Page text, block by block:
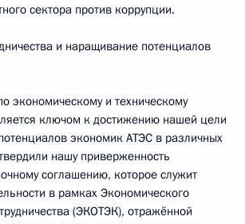
сектора против коррупции.
и наращивание потенциалов
экономическому и техническому
ключом к достижению нашей цели
экономик АТЭС в различных
нашу приверженность
соглашению, которое служит
в рамках Экономического
(ЭКОТЭК), отражённой